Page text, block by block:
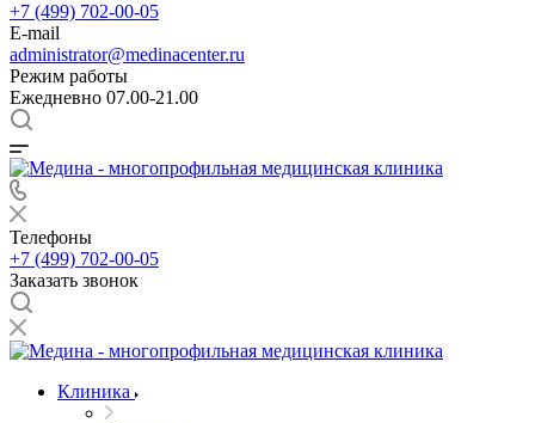
+7 (499) 702-00-05
E-mail
administrator@medinacenter.ru
Режим работы
Ежедневно 07.00-21.00
Телефоны
+7 (499) 702-00-05
Заказать звонок
Клиника